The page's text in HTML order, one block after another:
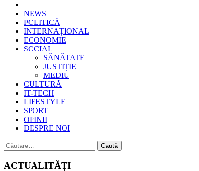
Epoca
Cele mai noi știri online din România
NEWS
POLITICĂ
INTERNAȚIONAL
ECONOMIE
SOCIAL
SĂNĂTATE
JUSTIȚIE
MEDIU
CULTURĂ
IT-TECH
LIFESTYLE
SPORT
OPINII
DESPRE NOI
Caută
după:
ACTUALITĂȚI